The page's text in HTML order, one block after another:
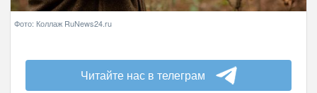
Фото: Коллаж RuNews24.ru
Читайте нас в телеграм